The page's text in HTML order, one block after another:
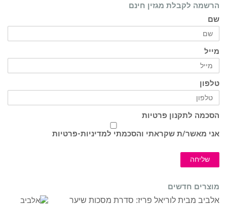
הרשמה לקבלת מגזין חינם
שם
מייל
טלפון
הסכמה לתקנון פרטיות
אני מאשר/ת שקראתי והסכמתי למדיניות-פרטיות
שליחה
מוצרים חדשים
אלביב מבית לוריאל פריז: סדרת מסכות שיער